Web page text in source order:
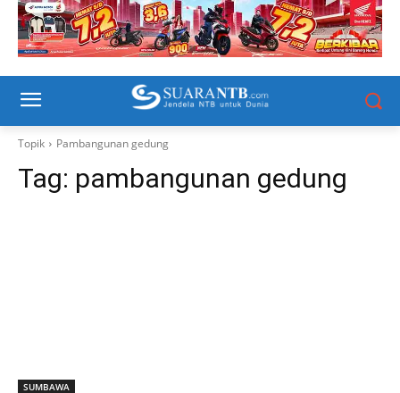
Topik Pambangunan gedung
Tag: pambangunan gedung
SUMBAWA